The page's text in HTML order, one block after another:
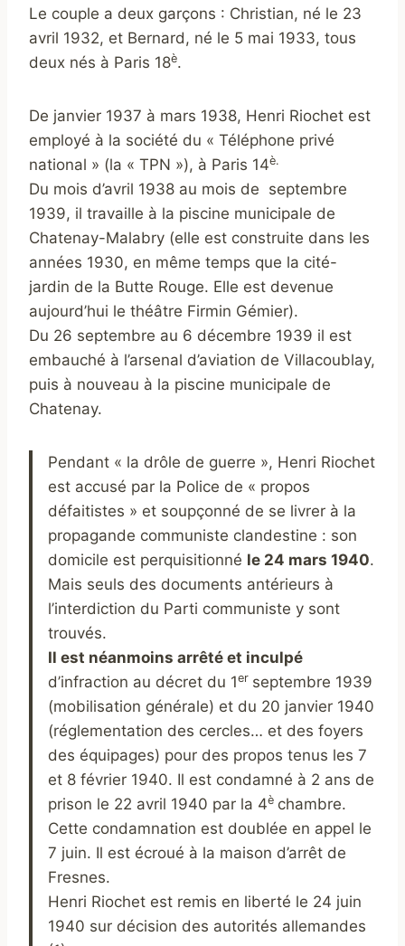
Le couple a deux garçons : Christian, né le 23
avril 1932, et Bernard, né le 5 mai 1933, tous
deux nés à Paris 18è.
De janvier 1937 à mars 1938, Henri Riochet est
employé à la société du « Téléphone privé
national » (la « TPN »), à Paris 14è.
Du mois d’avril 1938 au mois de septembre
1939, il travaille à la piscine municipale de
Chatenay-Malabry (elle est construite dans les
années 1930, en même temps que la cité-
jardin de la Butte Rouge. Elle est devenue
aujourd’hui le théâtre Firmin Gémier).
Du 26 septembre au 6 décembre 1939 il est
embauché à l’arsenal d’aviation de Villacoublay,
puis à nouveau à la piscine municipale de
Chatenay.
Pendant « la drôle de guerre », Henri Riochet
est accusé par la Police de « propos
défaitistes » et soupçonné de se livrer à la
propagande communiste clandestine : son
domicile est perquisitionné le 24 mars 1940.
Mais seuls des documents antérieurs à
l’interdiction du Parti communiste y sont
trouvés.
Il est néanmoins arrêté et inculpé
d’infraction au décret du 1er septembre 1939
(mobilisation générale) et du 20 janvier 1940
(réglementation des cercles… et des foyers
des équipages) pour des propos tenus les 7
et 8 février 1940. Il est condamné à 2 ans de
prison le 22 avril 1940 par la 4è chambre.
Cette condamnation est doublée en appel le
7 juin. Il est écroué à la maison d’arrêt de
Fresnes.
Henri Riochet est remis en liberté le 24 juin
1940 sur décision des autorités allemandes